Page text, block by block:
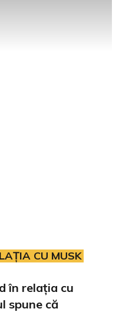
CU MUSK
în relația cu
spune că